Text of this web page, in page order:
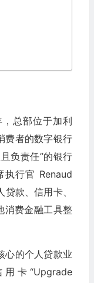
总部位于加利
费者的数字银行
负责任”的银行
行官 Renaud
款、信用卡、
消费金融工具整
心的个人贷款业
卡“Upgrade